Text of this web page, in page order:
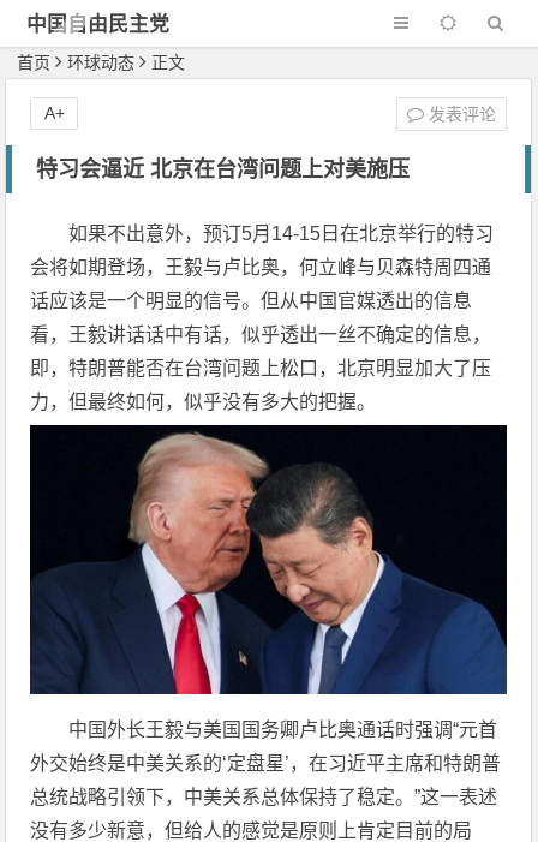
中国自由民主党
首页 环球动态 正文
特习会逼近 北京在台湾问题上对美施压
如果不出意外，预订5月14-15日在北京举行的特习
会将如期登场，王毅与卢比奥，何立峰与贝森特周四通
话应该是一个明显的信号。但从中国官媒透出的信息
看，王毅讲话话中有话，似乎透出一丝不确定的信息，
即，特朗普能否在台湾问题上松口，北京明显加大了压
力，但最终如何，似乎没有多大的把握。
中国外长王毅与美国国务卿卢比奥通话时强调“元首
外交始终是中美关系的‘定盘星’，在习近平主席和特朗普
总统战略引领下，中美关系总体保持了稳定。”这一表述
没有多少新意，但给人的感觉是原则上肯定目前的局
发表评论
A+